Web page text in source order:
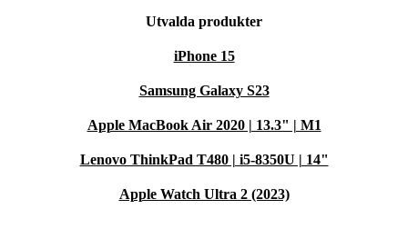
Utvalda produkter
iPhone 15
Samsung Galaxy S23
Apple MacBook Air 2020 | 13.3" | M1
Lenovo ThinkPad T480 | i5-8350U | 14"
Apple Watch Ultra 2 (2023)